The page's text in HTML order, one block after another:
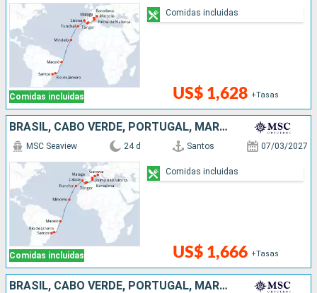
Comidas incluidas US$ 1,628 +Tasas
Comidas incluidas
BRASIL, CABO VERDE, PORTUGAL, MARRUECOS, ESPAÑA, FRANCIA, ITALIA
Comidas incluidas
MSC Seaview 24 d Santos 07/03/2027
US$ 1,666 +Tasas
Comidas incluidas
BRASIL, CABO VERDE, PORTUGAL, MARRUECOS, ESPAÑA, FRANCIA, ITALIA